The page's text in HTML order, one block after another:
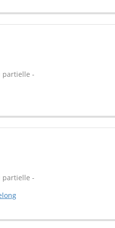
partielle -
partielle -